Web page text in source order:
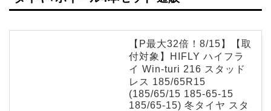
【P最大32倍！8/15】【取
付対象】HIFLY ハイフラ
イ Win-turi 216 スタッド
レス 185/65R15
(185/65/15 185-65-15
185/65-15) 冬タイヤ スタ